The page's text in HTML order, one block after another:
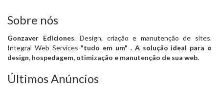
Sobre nós
Gonzaver Ediciones. Design, criação e manutenção de sites.
Integral Web Services "tudo em um" . A solução ideal para o
design, hospedagem, otimização e manutenção de sua web.
Últimos Anúncios